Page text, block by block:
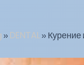
» DENTAL» Курение